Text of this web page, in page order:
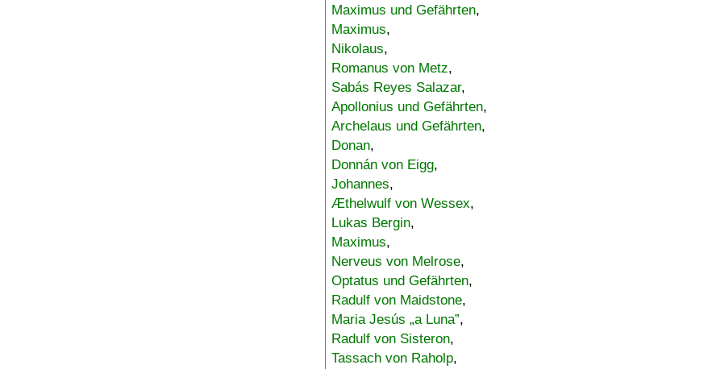
Maximus und Gefährten,
Maximus,
Nikolaus,
Romanus von Metz,
Sabás Reyes Salazar,
Apollonius und Gefährten,
Archelaus und Gefährten,
Donan,
Donnán von Eigg,
Johannes,
Æthelwulf von Wessex,
Lukas Bergin,
Maximus,
Nerveus von Melrose,
Optatus und Gefährten,
Radulf von Maidstone,
Maria Jesús „a Luna”,
Radulf von Sisteron,
Tassach von Raholp,